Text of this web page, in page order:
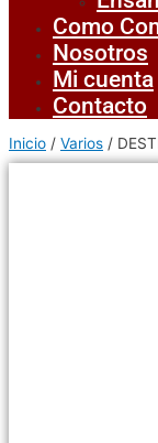
Como
Nosotros
Mi cuenta
Contacto
Inicio / Varios /